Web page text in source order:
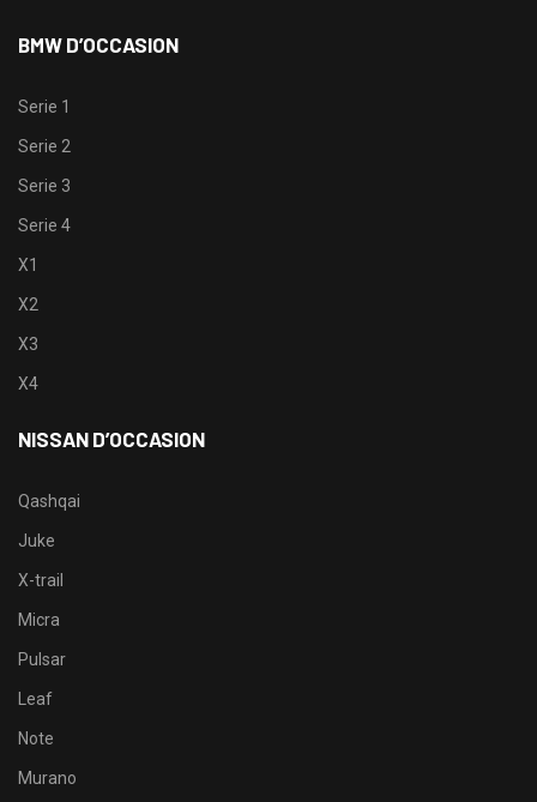
BMW D’OCCASION
Serie 1
Serie 2
Serie 3
Serie 4
X1
X2
X3
X4
NISSAN D’OCCASION
Qashqai
Juke
X-trail
Micra
Pulsar
Leaf
Note
Murano